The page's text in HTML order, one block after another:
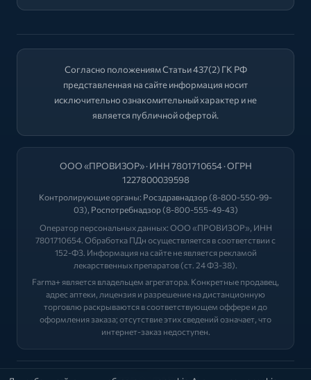
Согласно положениям Статьи 437(2) ГК РФ
представленная на сайте информация носит
исключительно ознакомительный характер и не
является публичной офертой.
ООО «ПРОВИЗОР» · ИНН 7801710654 · ОГРН
1227800039598
Контролирующие органы: Росздравнадзор(8-800-550-99-
03), Роспотребнадзор(8-800-555-49-43)
Оператор персональных данных: ООО «ПРОВИЗОР», ИНН
7801710654. Обработка ПДн осуществляется в соответствии с
152-ФЗ. Информация на сайте не является рекламой
лекарственных препаратов (ст. 24 ФЗ-38).
Farma+ является владельцем агрегатора. Конкретные продавец,
адрес аптеки, лицензия и разрешение на дистанционную
торговлю раскрываются в соответствующем оффере и до
оформления заказа; отсутствие этих сведений означает, что
интернет-заказ недоступен.